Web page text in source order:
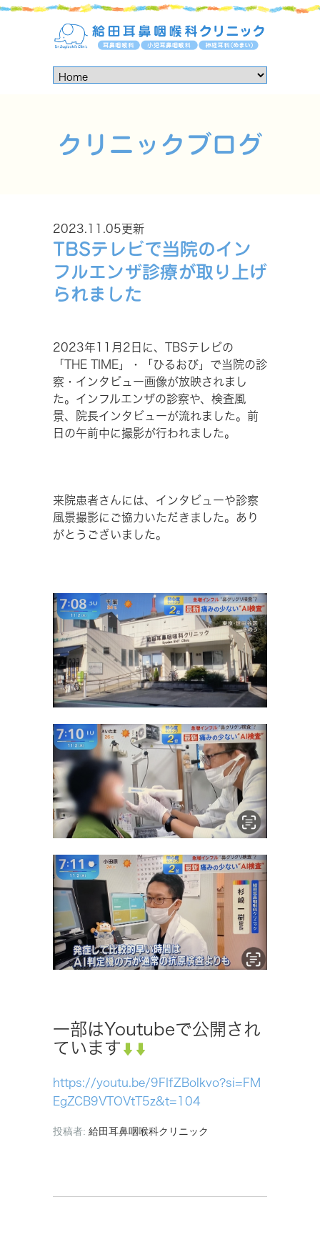
クリニックブログ
2023.11.05更新
TBSテレビで当院のイン
フルエンザ診療が取り上げ
られました
2023年11月2日に、TBSテレビの
「THE TIME」・「ひるおび」で当院の診
察・インタビュー画像が放映されまし
た。インフルエンザの診察や、検査風
景、院長インタビューが流れました。前
日の午前中に撮影が行われました。
来院患者さんには、インタビューや診察
風景撮影にご協力いただきました。あり
がとうございました。
一部はYoutubeで公開され
ています
https://youtu.be/9FIfZBolkvo?si=FM
EgZCB9VTOVtT5z&t=104
投稿者: 給田耳鼻咽喉科クリニック